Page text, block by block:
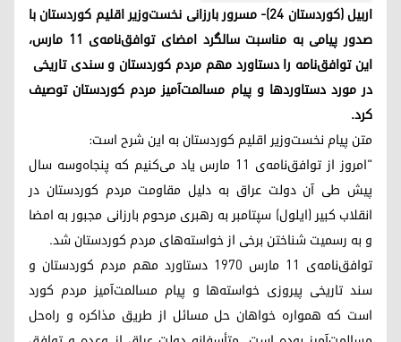
اربیل (کوردستان ۲۴)- مسرور بارزانی نخست‌وزیر اقلیم کوردستان با
صدور پیامی به مناسبت سالگرد امضای توافق‌نامه‌ی ۱۱ مارس،
این توافق‌نامه را دستاورد مهم مردم کوردستان و سندی تاریخی
در مورد دستاوردها و پیام مسالمت‌آمیز مردم کوردستان توصیف
کرد.
متن پیام نخست‌وزیر اقلیم کوردستان به این شرح است:
"امروز از توافق‌نامه‌ی ۱۱ مارس یاد می‌کنیم که پنجاه‌وسه سال
پیش طی آن دولت عراق به دلیل مقاومت مردم کوردستان در
انقلاب کبیر (ایلول) سپتامبر به رهبری مرحوم بارزانی مجبور به امضا
و به رسمیت شناختن برخی از خواسته‌های مردم کوردستان شد.
توافق‌نامه‌ی 11 مارس ۱۹۷۰ دستاورد مهم مردم کوردستان و
سند تاریخی پیروزی خواسته‌ها و پیام مسالمت‌آمیز مردم کورد
است که همواره خواهان حل مسائل از طریق مذاکره و راه‌حل